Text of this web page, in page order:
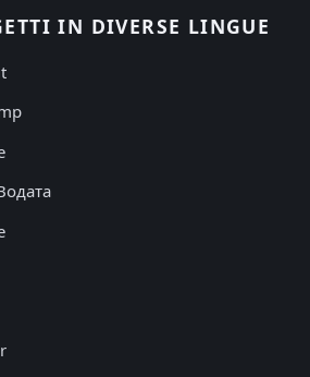
IN DIVERSE LINGUE